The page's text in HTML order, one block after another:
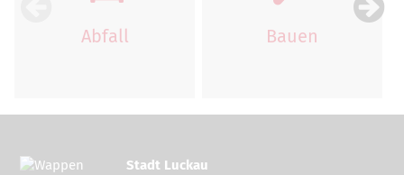
Abfall Bauen
Stadt Luckau